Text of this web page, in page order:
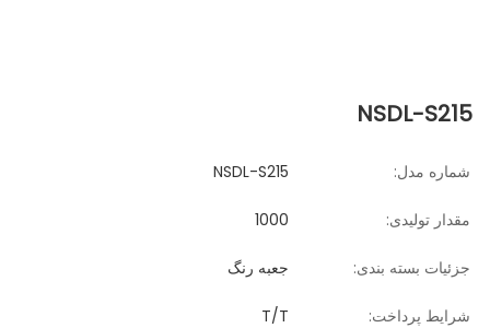
NSDL-S215
شماره مدل: NSDL-S215
مقدار تولیدی: 1000
جزئیات بسته بندی: جعبه رنگ
شرایط پرداخت: T/T